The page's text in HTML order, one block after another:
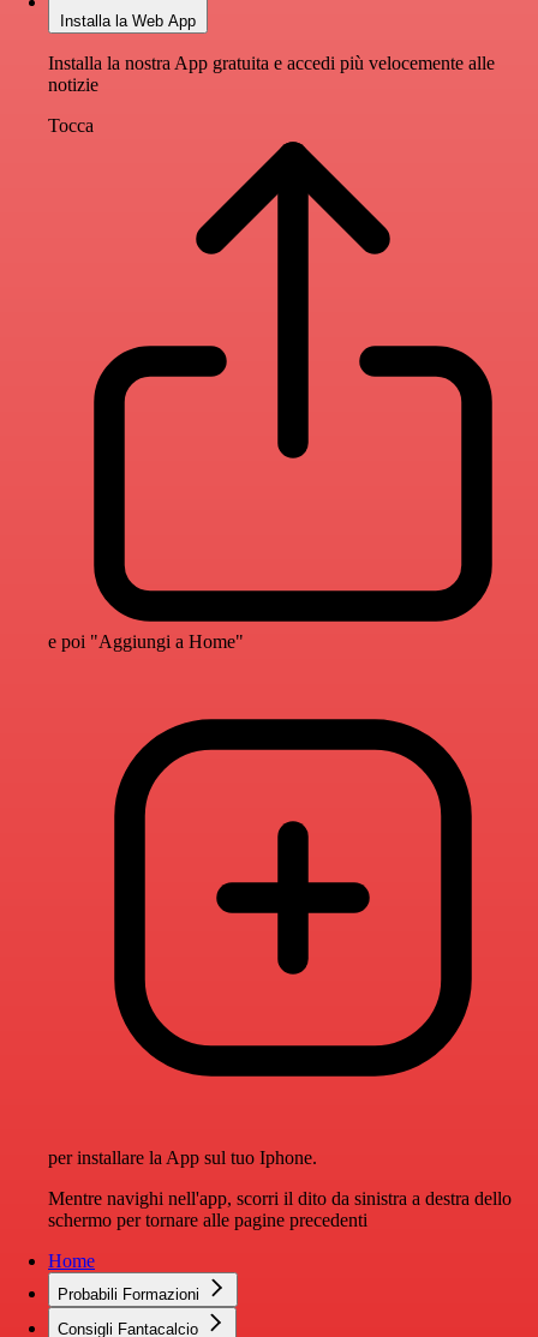
Installa la Web App
Installa la nostra App gratuita e accedi più velocemente alle
notizie
Tocca
e poi "Aggiungi a Home"
per installare la App sul tuo Iphone.
Mentre navighi nell'app, scorri il dito da sinistra a destra dello
schermo per tornare alle pagine precedenti
Home
Probabili Formazioni
Consigli Fantacalcio